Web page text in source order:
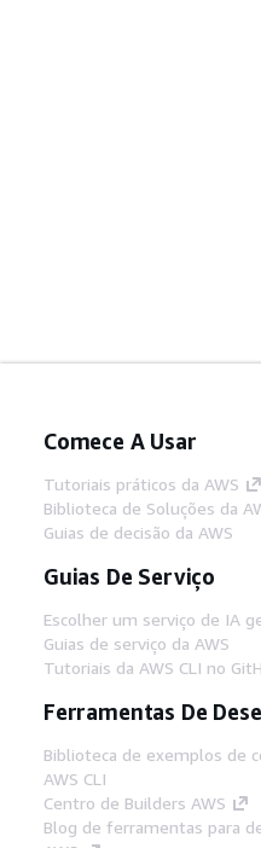
Comece A Usar
Tutoriais práticos da AWS
Biblioteca de Soluções da
Guias de decisão da AWS
Guias De Serviço
Escolher um serviço de IA
Guias de serviço da AWS
Tutoriais da AWS CLI no
Ferramentas De
Biblioteca de exemplos de
AWS CLI
Centro de Builders AWS
Blog de ferramentas para